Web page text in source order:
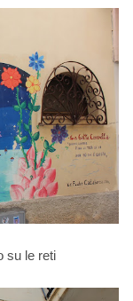
su le reti